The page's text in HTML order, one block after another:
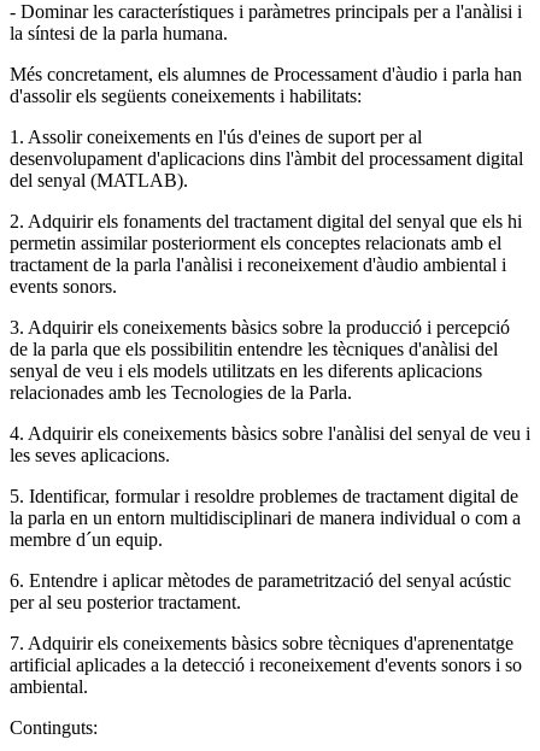
- Dominar les característiques i paràmetres principals per a l'anàlisi i
la síntesi de la parla humana.
Més concretament, els alumnes de Processament d'àudio i parla han
d'assolir els següents coneixements i habilitats:
1. Assolir coneixements en l'ús d'eines de suport per al
desenvolupament d'aplicacions dins l'àmbit del processament digital
del senyal (MATLAB).
2. Adquirir els fonaments del tractament digital del senyal que els hi
permetin assimilar posteriorment els conceptes relacionats amb el
tractament de la parla l'anàlisi i reconeixement d'àudio ambiental i
events sonors.
3. Adquirir els coneixements bàsics sobre la producció i percepció
de la parla que els possibilitin entendre les tècniques d'anàlisi del
senyal de veu i els models utilitzats en les diferents aplicacions
relacionades amb les Tecnologies de la Parla.
4. Adquirir els coneixements bàsics sobre l'anàlisi del senyal de veu i
les seves aplicacions.
5. Identificar, formular i resoldre problemes de tractament digital de
la parla en un entorn multidisciplinari de manera individual o com a
membre d´un equip.
6. Entendre i aplicar mètodes de parametrització del senyal acústic
per al seu posterior tractament.
7. Adquirir els coneixements bàsics sobre tècniques d'aprenentatge
artificial aplicades a la detecció i reconeixement d'events sonors i so
ambiental.
Continguts: